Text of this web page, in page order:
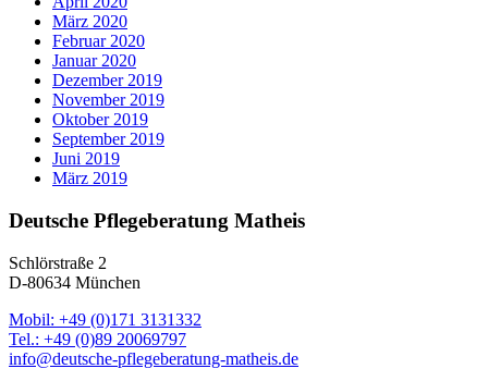
März 2020
Februar 2020
Januar 2020
Dezember 2019
November 2019
Oktober 2019
September 2019
Juni 2019
März 2019
Deutsche Pflegeberatung Matheis
Schlörstraße 2
D-80634 München
Mobil: +49 (0)171 3131332
Tel.: +49 (0)89 20069797
info@deutsche-pflegeberatung-matheis.de